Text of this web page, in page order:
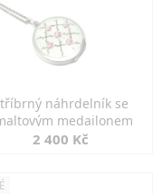
náhrdelník se
medailonem
2 400 Kč